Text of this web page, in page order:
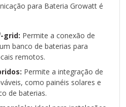
e do banco de
controlar a carga e
o uso da energia
a expansão do
adicionar novos
a demanda aumenta.
para Bateria Growatt é
grid: Permite a conexão de
banco de baterias para
remotos.
Permite a integração de
como painéis solares e
de baterias.